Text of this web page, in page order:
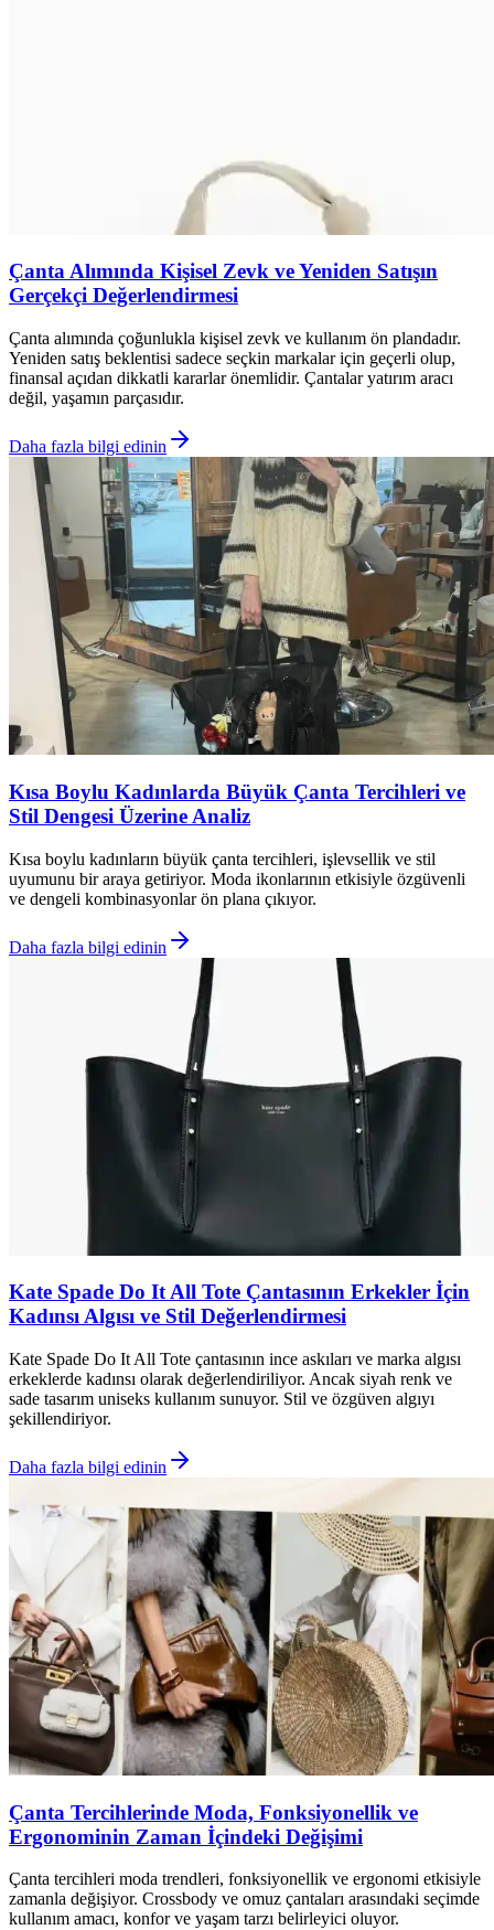
Çanta Alımında Kişisel Zevk ve Yeniden Satışın
Gerçekçi Değerlendirmesi
Çanta alımında çoğunlukla kişisel zevk ve kullanım ön plandadır.
Yeniden satış beklentisi sadece seçkin markalar için geçerli olup,
finansal açıdan dikkatli kararlar önemlidir. Çantalar yatırım aracı
değil, yaşamın parçasıdır.
Daha fazla bilgi edinin
Kısa Boylu Kadınlarda Büyük Çanta Tercihleri ve
Stil Dengesi Üzerine Analiz
Kısa boylu kadınların büyük çanta tercihleri, işlevsellik ve stil
uyumunu bir araya getiriyor. Moda ikonlarının etkisiyle özgüvenli
ve dengeli kombinasyonlar ön plana çıkıyor.
Daha fazla bilgi edinin
Kate Spade Do It All Tote Çantasının Erkekler İçin
Kadınsı Algısı ve Stil Değerlendirmesi
Kate Spade Do It All Tote çantasının ince askıları ve marka algısı
erkeklerde kadınsı olarak değerlendiriliyor. Ancak siyah renk ve
sade tasarım uniseks kullanım sunuyor. Stil ve özgüven algıyı
şekillendiriyor.
Daha fazla bilgi edinin
Çanta Tercihlerinde Moda, Fonksiyonellik ve
Ergonominin Zaman İçindeki Değişimi
Çanta tercihleri moda trendleri, fonksiyonellik ve ergonomi etkisiyle
zamanla değişiyor. Crossbody ve omuz çantaları arasındaki seçimde
kullanım amacı, konfor ve yaşam tarzı belirleyici oluyor.